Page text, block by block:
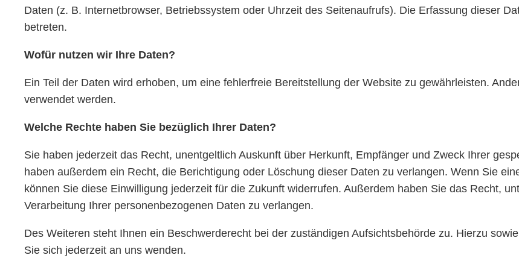
Daten (z. B. Internetbrowser, Betriebssystem oder Uhrzeit des Seitenaufrufs). Die Erfassung dieser
betreten.
Wofür nutzen wir Ihre Daten?
Ein Teil der Daten wird erhoben, um eine fehlerfreie Bereitstellung der Website zu gewährleisten.
verwendet werden.
Welche Rechte haben Sie bezüglich Ihrer Daten?
Sie haben jederzeit das Recht, unentgeltlich Auskunft über Herkunft, Empfänger und Zweck Ihrer
haben außerdem ein Recht, die Berichtigung oder Löschung dieser Daten zu verlangen. Wenn Sie
können Sie diese Einwilligung jederzeit für die Zukunft widerrufen. Außerdem haben Sie das Recht,
Verarbeitung Ihrer personenbezogenen Daten zu verlangen.
Des Weiteren steht Ihnen ein Beschwerderecht bei der zuständigen Aufsichtsbehörde zu. Hierzu
Sie sich jederzeit an uns wenden.